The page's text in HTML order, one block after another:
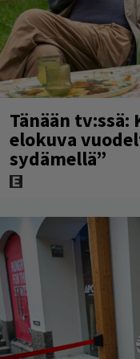
Tänään
elokuva
sydämellä”